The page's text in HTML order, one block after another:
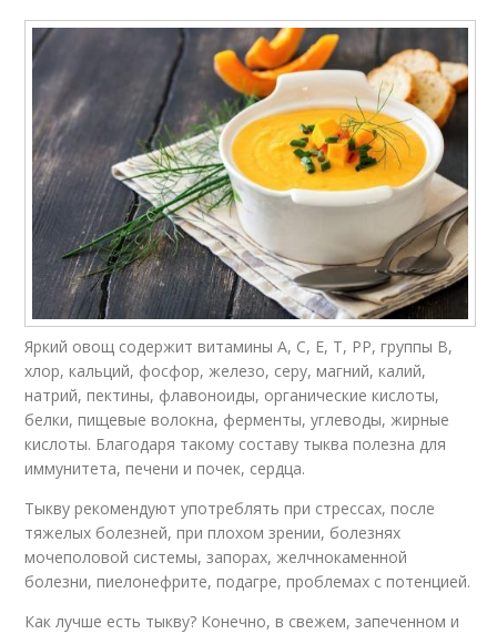
Яркий овощ содержит витамины А, С, Е, Т, РР, группы В,
хлор, кальций, фосфор, железо, серу, магний, калий,
натрий, пектины, флавоноиды, органические кислоты,
белки, пищевые волокна, ферменты, углеводы, жирные
кислоты. Благодаря такому составу тыква полезна для
иммунитета, печени и почек, сердца.
Тыкву рекомендуют употреблять при стрессах, после
тяжелых болезней, при плохом зрении, болезнях
мочеполовой системы, запорах, желчнокаменной
болезни, пиелонефрите, подагре, проблемах с потенцией.
Как лучше есть тыкву? Конечно, в свежем, запеченном и